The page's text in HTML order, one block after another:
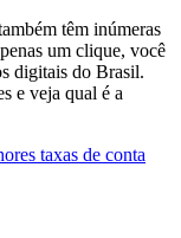
têm inúmeras
um clique, você
digitais do Brasil.
e veja qual é a
taxas de conta